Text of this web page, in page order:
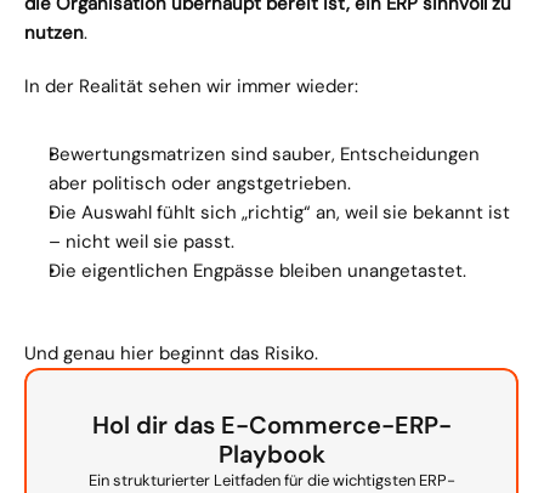
nutzen.
In der Realität sehen wir immer wieder:
Bewertungsmatrizen sind sauber, Entscheidungen
aber politisch oder angstgetrieben.
Die Auswahl fühlt sich „richtig“ an, weil sie bekannt ist
– nicht weil sie passt.
Die eigentlichen Engpässe bleiben unangetastet.
Und genau hier beginnt das Risiko.
Hol dir das E-Commerce-ERP-
Playbook
Ein strukturierter Leitfaden für die wichtigsten ERP-